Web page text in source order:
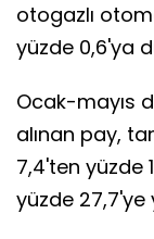
otogazlı
yüzde 0,6'ya
Ocak-mayıs
alınan pay,
7,4'ten yüzde
yüzde 27,7'ye